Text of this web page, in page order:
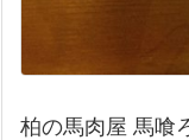
柏の馬肉屋 馬喰